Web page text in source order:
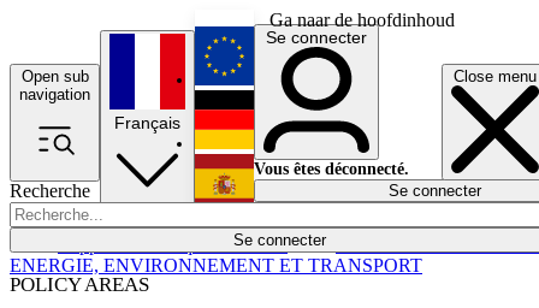
Ga naar de hoofdinhoud
Open sub
navigation
Close menu
Recherche
Se connecter
POLICY AREAS
Économie
Français
English
Deutsch
Español
Se connecter
Vous êtes déconnecté.
Se connecter
ENERGIE, ENVIRONNEMENT ET TRANSPORT